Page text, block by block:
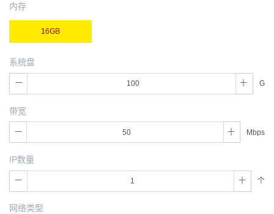
内存
16GB
系统盘
G
带宽
Mbps
IP数量
个
网络类型